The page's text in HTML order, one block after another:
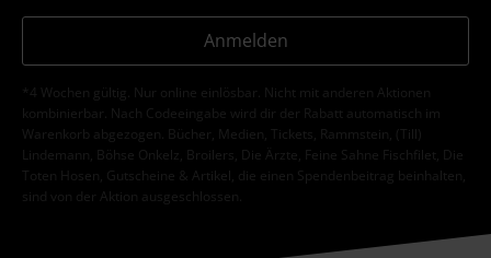
Anmelden
*4 Wochen gültig. Nur online einlösbar. Nicht mit anderen Aktionen
kombinierbar. Nach Codeeingabe wird dir der Rabatt automatisch im
Warenkorb abgezogen. Bücher, Medien, Tickets, Rammstein, (Till)
Lindemann, Böhse Onkelz, Broilers, Die Ärzte, Feine Sahne Fischfilet, Die
Toten Hosen, Gutscheine & Artikel, die einen Spendenbeitrag beinhalten,
sind von der Aktion ausgeschlossen.